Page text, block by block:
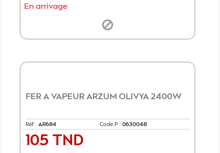
En arrivage
FER A VAPEUR ARZUM OLIVYA 2400W
Réf : AR684 Code P : 0630048
Prix
105 TND